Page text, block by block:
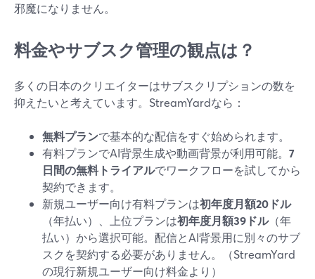
邪魔になりません。
料金やサブスク管理の観点は？
多くの日本のクリエイターはサブスクリプションの数を
抑えたいと考えています。StreamYardなら：
無料プランで基本的な配信をすぐ始められます。
有料プランでAI背景生成や動画背景が利用可能。 7
日間の無料トライアルでワークフローを試してから
契約できます。
新規ユーザー向け有料プランは初年度月額20ドル
（年払い）、上位プランは初年度月額39ドル（年
払い）から選択可能。配信とAI背景用に別々のサブ
スクを契約する必要がありません。（StreamYard
の現行新規ユーザー向け料金より）